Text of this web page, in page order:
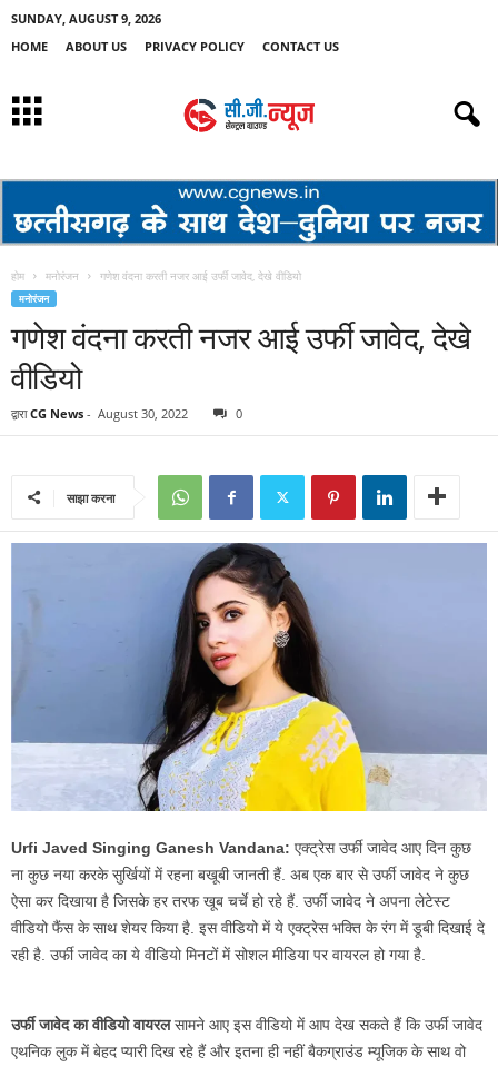
SUNDAY, AUGUST 9, 2026
HOME
ABOUT US PRIVACY POLICY CONTACT US
होम मनोरंजन गणेश वंदना करती नजर आई उर्फी जावेद, देखे वीडियो
मनोरंजन
गणेश वंदना करती नजर आई उर्फी जावेद, देखे
वीडियो
द्वारा CG News - August 30, 2022 0
साझा करना
Urfi Javed Singing Ganesh Vandana: एक्ट्रेस उर्फी जावेद आए दिन कुछ
ना कुछ नया करके सुर्खियों में रहना बखूबी जानती हैं. अब एक बार से उर्फी जावेद ने कुछ
ऐसा कर दिखाया है जिसके हर तरफ खूब चर्चे हो रहे हैं. उर्फी जावेद ने अपना लेटेस्ट
वीडियो फैंस के साथ शेयर किया है. इस वीडियो में ये एक्ट्रेस भक्ति के रंग में डूबी दिखाई दे
रही है. उर्फी जावेद का ये वीडियो मिनटों में सोशल मीडिया पर वायरल हो गया है.
उर्फी जावेद का वीडियो वायरलसामने आए इस वीडियो में आप देख सकते हैं कि उर्फी जावेद
एथनिक लुक में बेहद प्यारी दिख रहे हैं और इतना ही नहीं बैकग्राउंड म्यूजिक के साथ वो